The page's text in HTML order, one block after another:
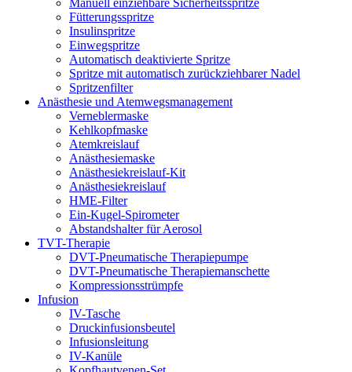
Fütterungsspritze
Insulinspritze
Einwegspritze
Automatisch deaktivierte Spritze
Spritze mit automatisch zurückziehbarer Nadel
Spritzenfilter
Anästhesie und Atemwegsmanagement
Verneblermaske
Kehlkopfmaske
Atemkreislauf
Anästhesiemaske
Anästhesiekreislauf-Kit
Anästhesiekreislauf
HME-Filter
Ein-Kugel-Spirometer
Abstandshalter für Aerosol
TVT-Therapie
DVT-Pneumatische Therapiepumpe
DVT-Pneumatische Therapiemanschette
Kompressionsstrümpfe
Infusion
IV-Tasche
Druckinfusionsbeutel
Infusionsleitung
IV-Kanüle